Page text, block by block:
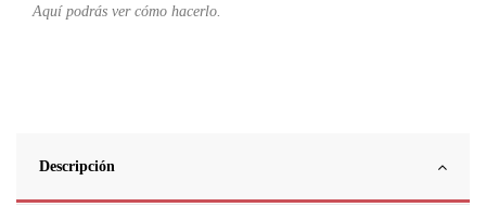
Aquí podrás ver cómo hacerlo.
Descripción